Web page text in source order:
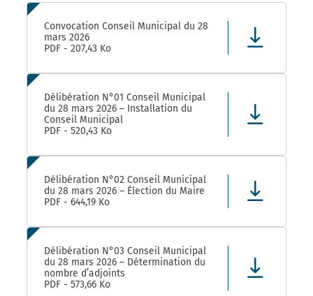
Ressources de Mars 2026
Convocation Conseil Municipal du 28
mars 2026
PDF - 207,43 Ko
Délibération N°01 Conseil Municipal
du 28 mars 2026 – Installation du
Conseil Municipal
PDF - 520,43 Ko
Délibération N°02 Conseil Municipal
du 28 mars 2026 – Élection du Maire
PDF - 644,19 Ko
Délibération N°03 Conseil Municipal
du 28 mars 2026 – Détermination du
nombre d’adjoints
PDF - 573,66 Ko